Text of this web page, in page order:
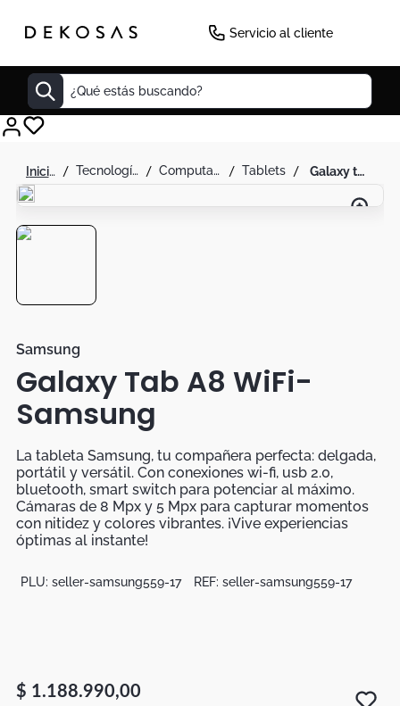
Servicio al cliente
¿Qué estás buscando?
tecnología computadores tablets galaxy tab a8 wifi- samsung
Samsung
Galaxy Tab A8 WiFi-
Samsung
La tableta Samsung, tu compañera perfecta: delgada,
portátil y versátil. Con conexiones wi-fi, usb 2.0,
bluetooth, smart switch para potenciar al máximo.
Cámaras de 8 Mpx y 5 Mpx para capturar momentos
con nitidez y colores vibrantes. ¡Vive experiencias
óptimas al instante!
PLU: seller-samsung559-17 REF: seller-samsung559-17
$ 1.188.990,00
Decoracion
Cuadro
Sillas
Duvet
Botas